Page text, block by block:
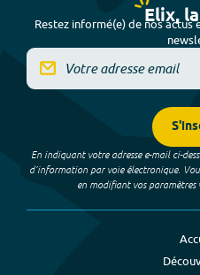
Elix,
Restez informé(e) de nos
En indiquant votre adresse e-mail ci-
d’information par voie électronique.
en modifiant vos paramètres